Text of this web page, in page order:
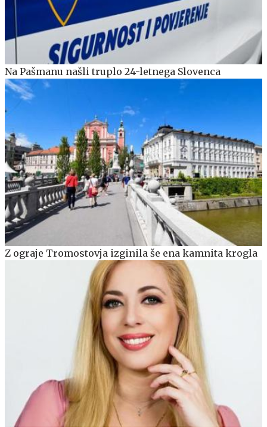
Na Pašmanu našli truplo 24-letnega Slovenca
Z ograje Tromostovja izginila še ena kamnita krogla